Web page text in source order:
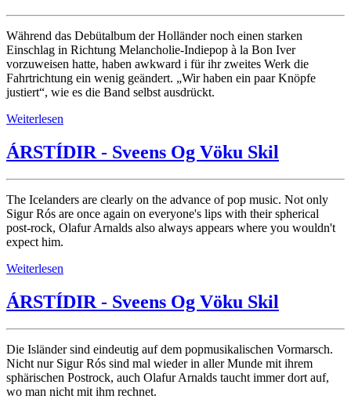
Während das Debütalbum der Holländer noch einen starken
Einschlag in Richtung Melancholie-Indiepop à la Bon Iver
vorzuweisen hatte, haben awkward i für ihr zweites Werk die
Fahrtrichtung ein wenig geändert. „Wir haben ein paar Knöpfe
justiert“, wie es die Band selbst ausdrückt.
Weiterlesen
ÁRSTÍDIR - Sveens Og Vöku Skil
The Icelanders are clearly on the advance of pop music. Not only
Sigur Rós are once again on everyone's lips with their spherical
post-rock, Olafur Arnalds also always appears where you wouldn't
expect him.
Weiterlesen
ÁRSTÍDIR - Sveens Og Vöku Skil
Die Isländer sind eindeutig auf dem popmusikalischen Vormarsch.
Nicht nur Sigur Rós sind mal wieder in aller Munde mit ihrem
sphärischen Postrock, auch Olafur Arnalds taucht immer dort auf,
wo man nicht mit ihm rechnet.